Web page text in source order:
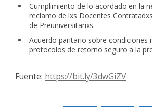
Cumplimiento de lo acordado en la
reclamo de lxs Docentes
de Preuniversitarixs.
Acuerdo paritario sobre condiciones
protocolos de retorno seguro a la
Fuente: https://bit.ly/3dwGiZV